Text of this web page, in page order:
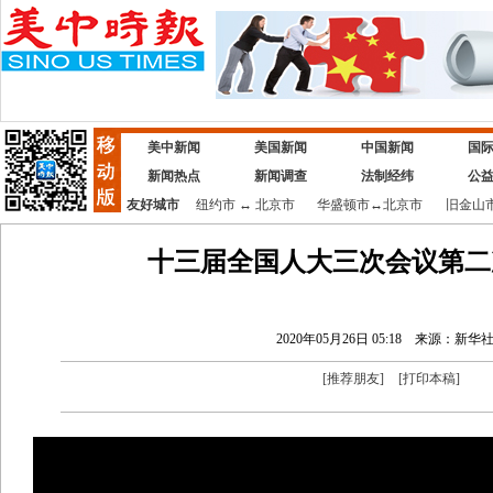
美中新闻 美国新闻 中国新闻
国
新闻热点
新闻调查 法制经纬
公
友好城市
纽约市↔ 北京市 华盛顿市↔北京市 旧金山
十三届全国人大三次会议第
2020年05月26日 05:18 来源：新华社
[推荐朋友] [打印本稿]